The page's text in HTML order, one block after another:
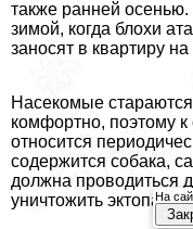
также ранней
зимой, когда блохи
заносят в квартиру
Насекомые стараются
комфортно, поэтому
относится
содержится собака,
должна проводиться
уничтожить
На